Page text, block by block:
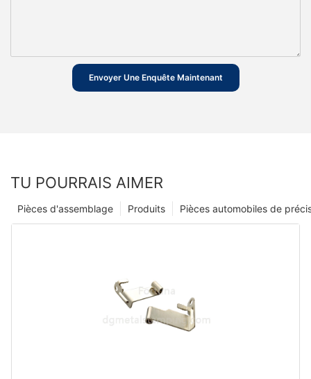
Envoyer Une Enquête Maintenant
TU POURRAIS AIMER
Pièces automobiles de
Produits
Pièces d'assemblage